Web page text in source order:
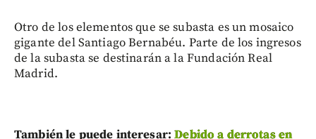
Otro de los elementos que se subasta es un mosaico
gigante del Santiago Bernabéu. Parte de los ingresos
de la subasta se destinarán a la Fundación Real
Madrid.
También le puede interesar:Debido a derrotas en